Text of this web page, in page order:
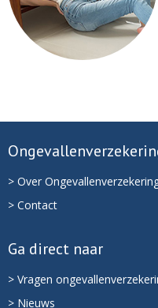
> Over
> Contact
Ga direct naar
> Vragen
> Nieuws